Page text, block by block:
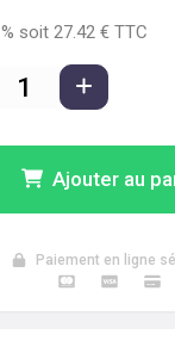
% soit 27.42 € TTC
Ajouter au
Paiement en ligne